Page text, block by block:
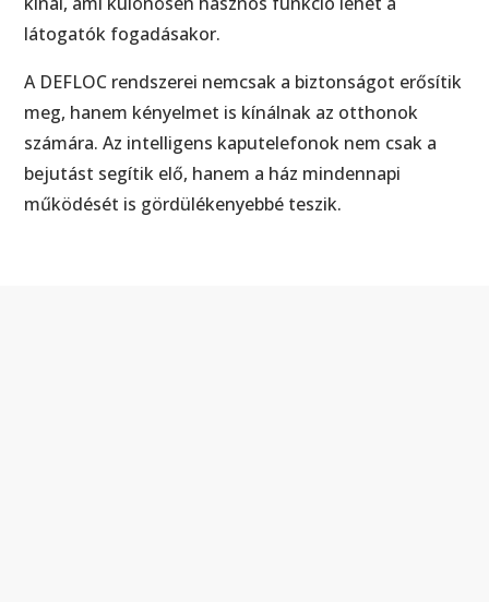
látogatók fogadásakor.
A DEFLOC rendszerei nemcsak a biztonságot erősítik
meg, hanem kényelmet is kínálnak az otthonok
számára. Az intelligens kaputelefonok nem csak a
bejutást segítik elő, hanem a ház mindennapi
működését is gördülékenyebbé teszik.